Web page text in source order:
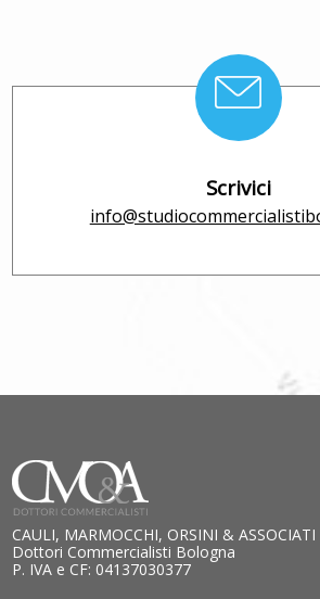
Scrivici
CAULI, MARMOCCHI, ORSINI & ASSOCIATI
Dottori Commercialisti Bologna
P. IVA e CF: 04137030377